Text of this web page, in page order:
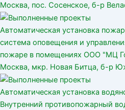
Москва, пос. Сосенское, б-р
Автоматическая установка
система оповещения и
пожаре в помещениях ООО "МЦ
Москва, мкр. Новая Битца, б-р
Автоматическая установка
Внутренний противопожарный